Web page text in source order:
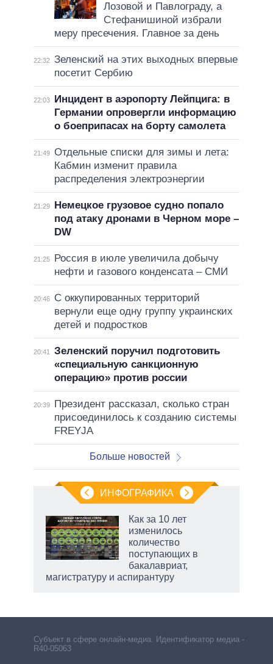
Лозовой и Павлограду, а
Стефанишиной избрали
меру пресечения. Главное за день
22:32 Зеленский на этих выходных впервые
посетит Сербию
22:03
Инцидент в аэропорту Лейпцига: в
Германии опровергли информацию
о боеприпасах на борту самолета
21:49 Отдельные списки для зимы и лета:
Кабмин изменит правила
распределения электроэнергии
21:29
Немецкое грузовое судно попало
под атаку дронами в Черном море –
DW
21:25
Россия в июле увеличила добычу
нефти и газового конденсата – СМИ
20:46
С оккупированных территорий
вернули еще одну группу украинских
детей и подростков
20:41
Зеленский поручил подготовить
«специальную санкционную
операцию» против россии
20:39
Президент рассказал, сколько стран
присоединилось к созданию системы
FREYJA
Больше новостей
ИНФОГРАФИКА
Как за 10 лет
изменилось
количество
поступающих в
бакалавриат,
магистратуру и аспирантуру
Субъект в сфере онлайн-медиа. Идентификатор медиа –
R40-05063